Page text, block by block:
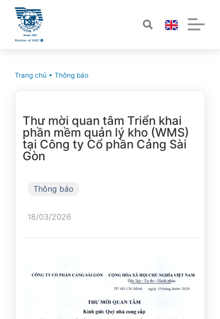
Trang chủ • Thông báo
Thư mời quan tâm Triển khai
phần mềm quản lý kho (WMS)
tại Công ty Cổ phần Cảng Sài
Gòn
Thông báo
18/03/2026